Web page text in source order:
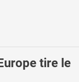
tire le